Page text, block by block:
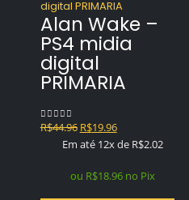
Alan Wake –
PS4 midia
digital
PRIMARIA
0out of 5
R$44.96 O
preço
era:
R$19.96O
preço
é:
Em até 12x de R$2.02
ou R$18.96 no Pix